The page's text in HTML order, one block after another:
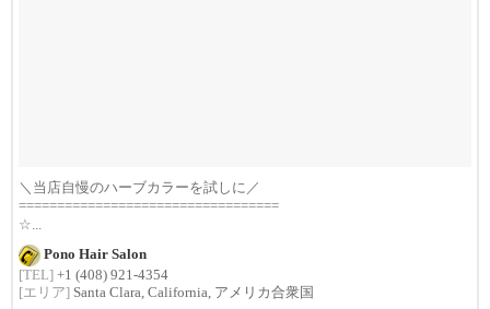
＼当店自慢のハーブカラーを試しに／
==================================
☆...
Pono Hair Salon
[TEL] +1 (408) 921-4354
[エリア] Santa Clara, California, アメリカ合衆国